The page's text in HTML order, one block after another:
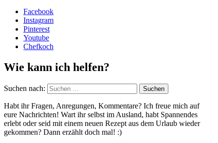
Facebook
Instagram
Pinterest
Youtube
Chefkoch
Wie kann ich helfen?
Suchen nach:
Habt ihr Fragen, Anregungen, Kommentare? Ich freue mich auf
eure Nachrichten! Wart ihr selbst im Ausland, habt Spannendes
erlebt oder seid mit einem neuen Rezept aus dem Urlaub wieder
gekommen? Dann erzählt doch mal! :)